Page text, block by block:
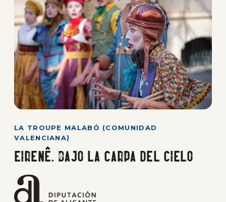
LA TROUPE MALABÓ (COMUNIDAD
VALENCIANA)
EIRENÊ. Bajo la carpa del cielo